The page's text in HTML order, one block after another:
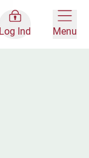
Log Ind Menu